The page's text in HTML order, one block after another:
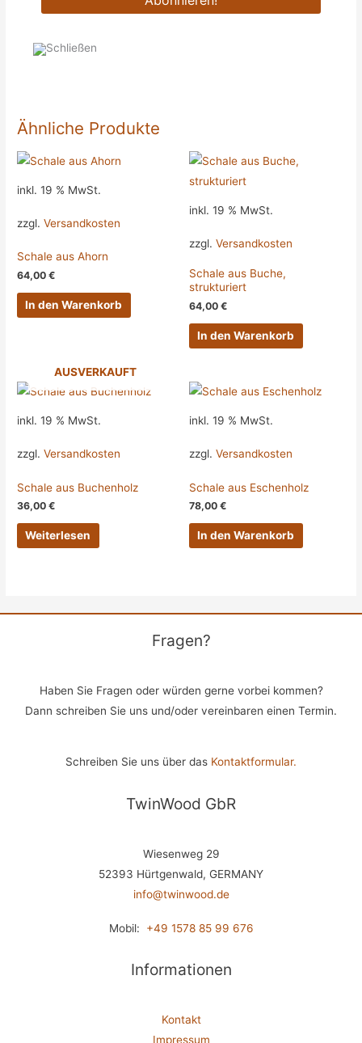
Ähnliche Produkte
inkl. 19 % MwSt.
zzgl.Versandkosten
Schale aus Ahorn
64,00€
In den Warenkorb
inkl. 19 % MwSt.
zzgl. Versandkosten
Schale aus Buche,
strukturiert
64,00 €
In den Warenkorb
AUSVERKAUFT
inkl. 19 % MwSt.
zzgl.Versandkosten
Schale aus Buchenholz
36,00€
Weiterlesen
inkl. 19 % MwSt.
zzgl. Versandkosten
Schale aus Eschenholz
78,00 €
In den Warenkorb
Fragen?
Haben Sie Fragen oder würden gerne vorbei kommen?
Dann schreiben Sie uns und/oder vereinbaren einen Termin.
Schreiben Sie uns über das Kontaktformular.
TwinWood GbR
Wiesenweg 29
52393 Hürtgenwald, GERMANY
info@twinwood.de
Mobil: +49 1578 85 99 676
Informationen
Kontakt
Impressum